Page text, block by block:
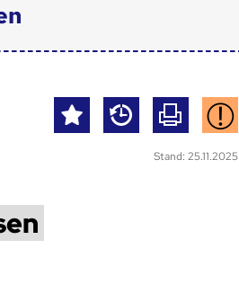
Stand: 25.11.2025